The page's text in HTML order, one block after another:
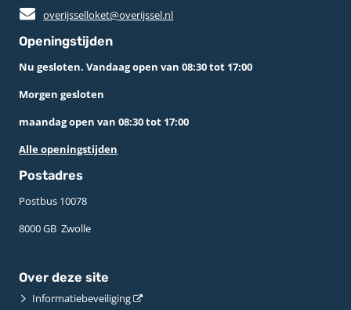
overijsselloket@overijssel.nl
Openingstijden
Nu gesloten. Vandaag open van 08:30 tot 17:00
Morgen gesloten
maandag open van 08:30 tot 17:00
Alle openingstijden
Postadres
Postbus 10078 ­
8000 GB ­ Zwolle
Over deze site
Informatiebeveiliging